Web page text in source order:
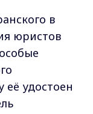
в
юристов
её удостоен